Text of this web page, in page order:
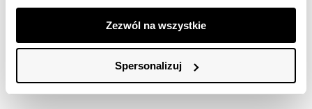
Zezwól na wszystkie
Spersonalizuj
Darmowa dostawa od 149zł dla wybranych metod
GWARANTOWANA WYSYŁKA w 48 godzin.
*95% zamówień realizujemy w 24 godziny.
Metody dostawy:
Szczegółowe informacje
Nazwa produktu:
Błękitne szorty z
wiązaniem
Kod produktu:
TSKS26SZO402650M00